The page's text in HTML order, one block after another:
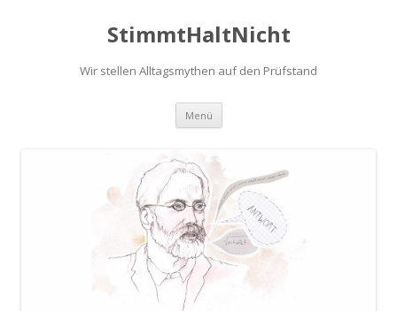
StimmtHaltNicht
Wir stellen Alltagsmythen auf den Prüfstand
Menü Zum
springen